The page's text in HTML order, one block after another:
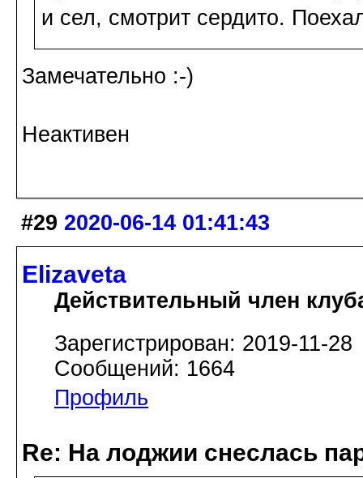
и сел, смотрит сердито.
Замечательно :-)
Неактивен
#29 2020-06-14 01:41:43
Elizaveta
Действительный член
Зарегистрирован: 2019-11-28
Сообщений: 1664
Профиль
Re: На лоджии снеслась